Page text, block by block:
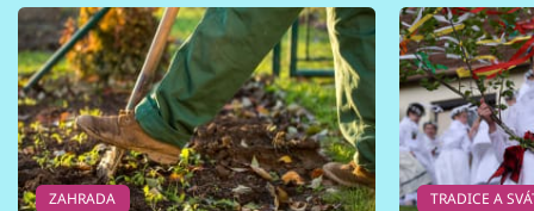
ZAHRADA TRADICE A